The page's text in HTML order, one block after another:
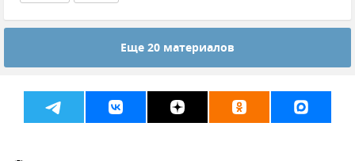
Еще 20 материалов